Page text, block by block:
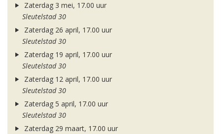
Zaterdag 3 mei, 17.00 uur
Sleutelstad 30
Zaterdag 26 april, 17.00 uur
Sleutelstad 30
Zaterdag 19 april, 17.00 uur
Sleutelstad 30
Zaterdag 12 april, 17.00 uur
Sleutelstad 30
Zaterdag 5 april, 17.00 uur
Sleutelstad 30
Zaterdag 29 maart, 17.00 uur